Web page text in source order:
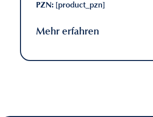
PZN: [product_pzn]
Mehr erfahren